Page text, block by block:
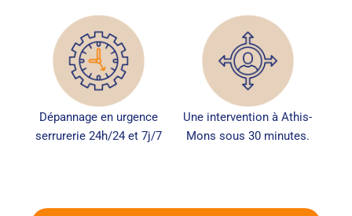
Dépannage en urgence
serrurerie 24h/24 et 7j/7
Une intervention à Athis-
Mons sous 30 minutes.